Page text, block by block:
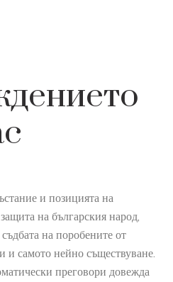
и позицията на
на българския народ,
на поробените от
и самото нейно съществуване.
преговори довежда